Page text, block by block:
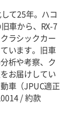
て25年。ハコ
車から、RX-7
ラシックカー
います。旧車
析や考察、ク
お届けしてい
車（JPUC適正
/ 約款